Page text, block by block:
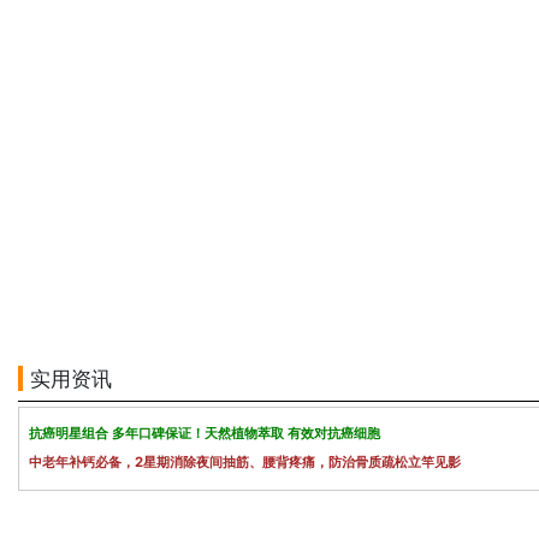
实用资讯
抗癌明星组合 多年口碑保证！天然植物萃取 有效对抗癌细胞
中老年补钙必备，2星期消除夜间抽筋、腰背疼痛，防治骨质疏松立竿见影